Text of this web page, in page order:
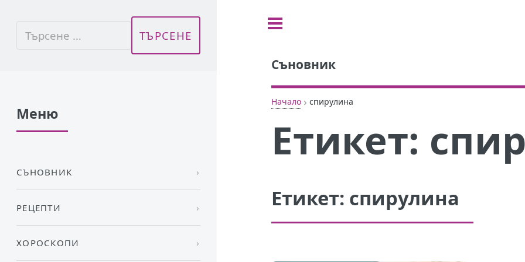
Съновник
Начало › спирулина
Етикет:
Етикет: спирулина
Меню
СЪНОВНИК
РЕЦЕПТИ
ХОРОСКОПИ